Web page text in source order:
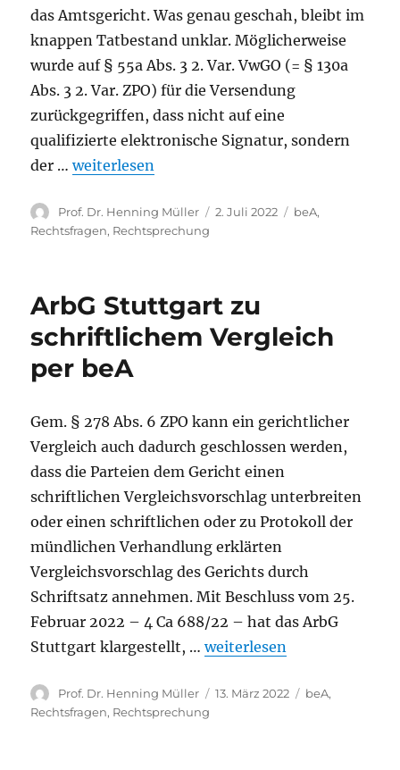
das Amtsgericht. Was genau geschah, bleibt im
knappen Tatbestand unklar. Möglicherweise
wurde auf § 55a Abs. 3 2. Var. VwGO (= § 130a
Abs. 3 2. Var. ZPO) für die Versendung
zurückgegriffen, dass nicht auf eine
qualifizierte elektronische Signatur, sondern
der …„VG Halle: Kein formwirksames
weiterlesen
Autor
Prof. Dr. Henning Müller
Veröffentlicht
2. Juli 2022 Kategorien
beA,
Rechtsfragen, Rechtsprechung
ArbG Stuttgart zu
schriftlichem Vergleich
per beA
Gem. § 278 Abs. 6 ZPO kann ein gerichtlicher
Vergleich auch dadurch geschlossen werden,
dass die Parteien dem Gericht einen
schriftlichen Vergleichsvorschlag unterbreiten
oder einen schriftlichen oder zu Protokoll der
mündlichen Verhandlung erklärten
Vergleichsvorschlag des Gerichts durch
Schriftsatz annehmen. Mit Beschluss vom 25.
Februar 2022 – 4 Ca 688/22 – hat das ArbG
Stuttgart klargestellt, …„ArbG Stuttgart zu
weiterlesen
Autor
Prof. Dr. Henning Müller
Veröffentlicht
13. März 2022 Kategorien
beA,
Rechtsfragen, Rechtsprechung